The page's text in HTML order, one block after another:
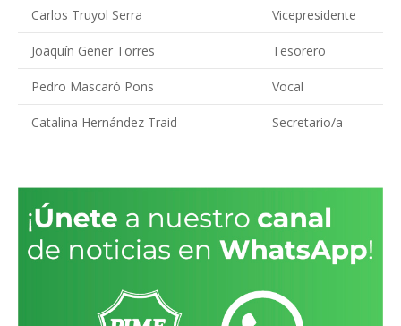
Carlos Truyol Serra Vicepresidente
Joaquín Gener Torres Tesorero
Pedro Mascaró Pons Vocal
Catalina Hernández Traid Secretario/a